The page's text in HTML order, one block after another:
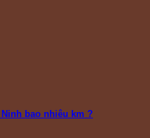
bao nhiêu km ?